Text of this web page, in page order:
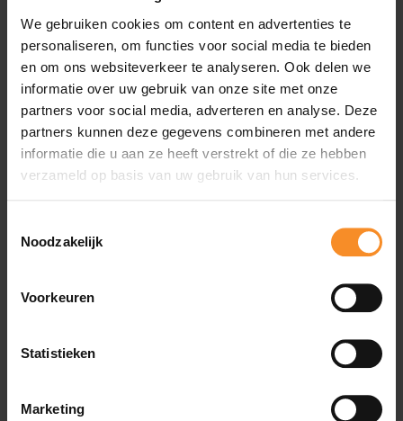
We gebruiken cookies om content en advertenties te
personaliseren, om functies voor social media te bieden
en om ons websiteverkeer te analyseren. Ook delen we
informatie over uw gebruik van onze site met onze
partners voor social media, adverteren en analyse. Deze
partners kunnen deze gegevens combineren met andere
informatie die u aan ze heeft verstrekt of die ze hebben
verzameld op basis van uw gebruik van hun services.
Noodzakelijk
Voorkeuren
Statistieken
Marketing
omstandigheden. Dat maakt deze Vibram Fivefingers
V-trail 2.0 perfect om te lopen in de natuur, op
trailpaden en op onvoorspelbare terreinen.
Wat je misschien ook leuk vindt